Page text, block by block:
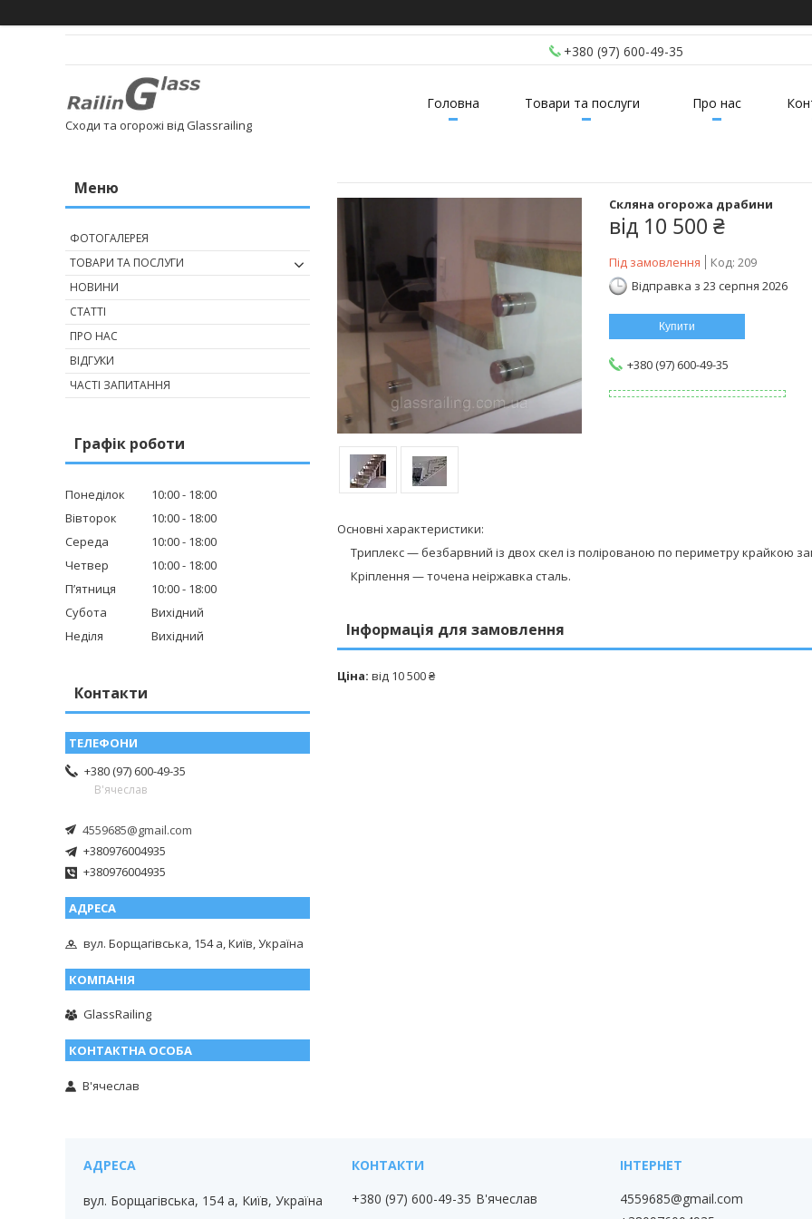
+380 (97) 600-49-35
Сходи та огорожі від Glassrailing
Головна Товари та послуги Про нас
Скляна огорожа драбини
від 10 500 ₴
Під замовлення Код: 209
Відправка з 23 серпня 2026
Купити
+380 (97) 600-49-35
Основні характеристики:
Триплекс — безбарвний із двох скел із полірованою по периметру крайкою
Кріплення — точена неіржавка сталь.
Інформація для замовлення
Ціна: від 10 500 ₴
ФОТОГАЛЕРЕЯ
ТОВАРИ ТА ПОСЛУГИ
НОВИНИ
СТАТТІ
ПРО НАС
ВІДГУКИ
ЧАСТІ ЗАПИТАННЯ
Графік роботи
Понеділок 10:00
18:00
Вівторок
10:00
18:00
Середа
10:00
18:00
Четвер
10:00
18:00
Пʼятниця
10:00
18:00
Субота
Вихідний
Неділя
Вихідний
Контакти
+380 (97) 600-49-35
В'ячеслав
4559685@gmail.com
+380976004935
+380976004935
вул. Борщагівська, 154 а, Київ, Україна
GlassRailing
В'ячеслав
вул. Борщагівська, 154 а, Київ, Україна +380 (97) 600-49-35 В'ячеслав
4559685@gmail.com